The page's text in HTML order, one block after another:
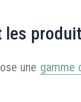
les
une gamme